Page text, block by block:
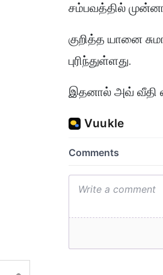
சம்பவத்தில்
குறித்த யானை
புரிந்துள்ளது.
இதனால் அவ் வீதி